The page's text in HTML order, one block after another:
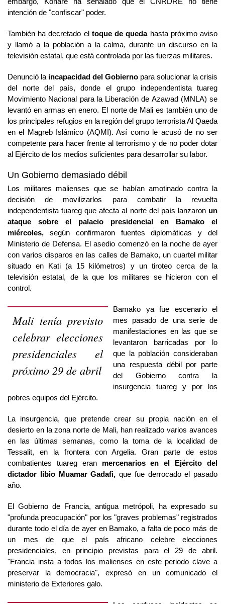
intención de "confiscar" poder.
También ha decretado el toque de quedahasta próximo aviso
y llamó a la población a la calma, durante un discurso en la
televisión estatal, que está controlada por las fuerzas militares.
Denunció la incapacidad del Gobierno para solucionar la crisis
del norte del país, donde el grupo independentista tuareg
Movimiento Nacional para la Liberación de Azawad (MNLA) se
levantó en armas en enero. El norte de Mali es también uno de
los principales refugios en la región del grupo terrorista Al Qaeda
en el Magreb Islámico (AQMI). Así como le acusó de no ser
competente para hacer frente al terrorismo y de no poder dotar
al Ejército de los medios suficientes para desarrollar su labor.
Un Gobierno demasiado débil
Los militares malienses que se habían amotinado contra la
decisión de movilizarlos para combatir la revuelta
independentista tuareg que afecta al norte del país lanzaron un
ataque sobre el palacio presidencial en Bamako el
miércoles, según confirmaron fuentes diplomáticas y del
Ministerio de Defensa. El asedio comenzó en la noche de ayer
con varios disparos en las calles de Bamako, un cuartel militar
situado en Kati (a 15 kilómetros) y un tiroteo cerca de la
televisión estatal, de la que los militares se hicieron con el
control.
Mali tenía previsto
celebrar elecciones
presidenciales el
próximo 29 de abril
Bamako ya fue escenario el
mes pasado de una serie de
manifestaciones en las que se
levantaron barricadas por lo
que la población consideraban
una respuesta débil por parte
del Gobierno contra la
insurgencia tuareg y por los
pobres equipos del Ejército.
La insurgencia, que pretende crear su propia nación en el
desierto en la zona norte de Mali, han realizado varios avances
en las últimas semanas, como la toma de la localidad de
Tessalit, en la frontera con Argelia. Gran parte de estos
combatientes tuareg eran mercenarios en el Ejército del
dictador libio Muamar Gadafi, que fue derrocado el pasado
año.
El Gobierno de Francia, antigua metrópoli, ha expresado su
"profunda preocupación" por los "graves problemas" registrados
durante todo el día de ayer en Bamako, a falta de poco más de
un mes de que el país africano celebre elecciones
presidenciales, en principio previstas para el 29 de abril.
"Francia insta a todos los malienses en este periodo clave a
preservar la democracia", expresó en un comunicado el
ministerio de Exteriores galo.